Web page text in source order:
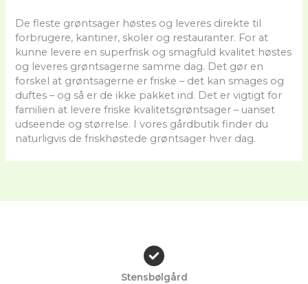
De fleste grøntsager høstes og leveres direkte til
forbrugere, kantiner, skoler og restauranter. For at
kunne levere en superfrisk og smagfuld kvalitet høstes
og leveres grøntsagerne samme dag. Det gør en
forskel at grøntsagerne er friske – det kan smages og
duftes – og så er de ikke pakket ind. Det er vigtigt for
familien at levere friske kvalitetsgrøntsager – uanset
udseende og størrelse. I vores gårdbutik finder du
naturligvis de friskhøstede grøntsager hver dag.
Stensbølgård